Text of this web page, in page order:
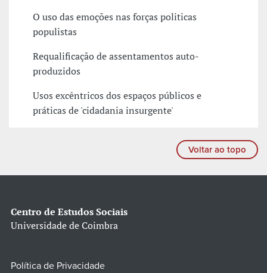
O uso das emoções nas forças politicas
populistas
Requalificação de assentamentos auto-
produzidos
Usos excêntricos dos espaços públicos e
práticas de 'cidadania insurgente'
Voltar ao topo
Centro de Estudos Sociais
Universidade de Coimbra
Política de Privacidade